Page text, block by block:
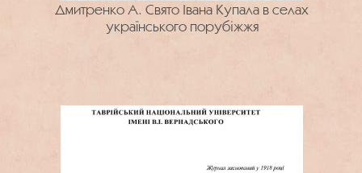
Дмитренко А. Свято Івана Купала в селах
українського порубіжжя